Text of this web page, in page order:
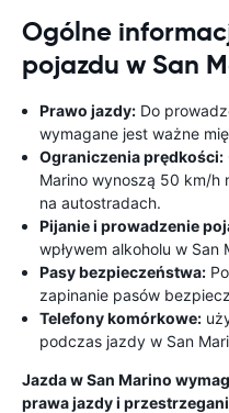
Ogólne
pojazdu w San
Prawo jazdy: Do
wymagane jest ważne
Ograniczenia prędkości:
Marino wynoszą 50 km/h
na autostradach.
Pijanie i prowadzenie
wpływem alkoholu w San
Pasy bezpieczeństwa:
zapinanie pasów
Telefony komórkowe:
podczas jazdy w San
Jazda w San Marino
prawa jazdy i